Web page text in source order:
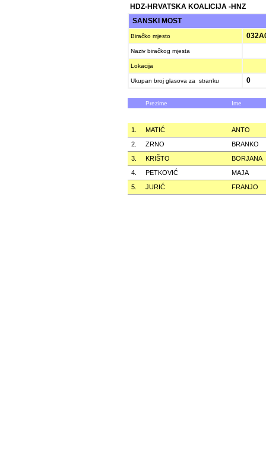
HDZ-HRVATSKA KOALICIJA -HNZ
SANSKI MOST
Biračko mjesto
Naziv biračkog mjesta
Lokacija
Ukupan broj glasova za stranku 0
Prezime Ime
1. MATIĆ
ANTO
2.
ZRNO
BRANKO
3.
KRIŠTO
BORJANA
4.
PETKOVIĆ
MAJA
5.
JURIĆ FRANJO